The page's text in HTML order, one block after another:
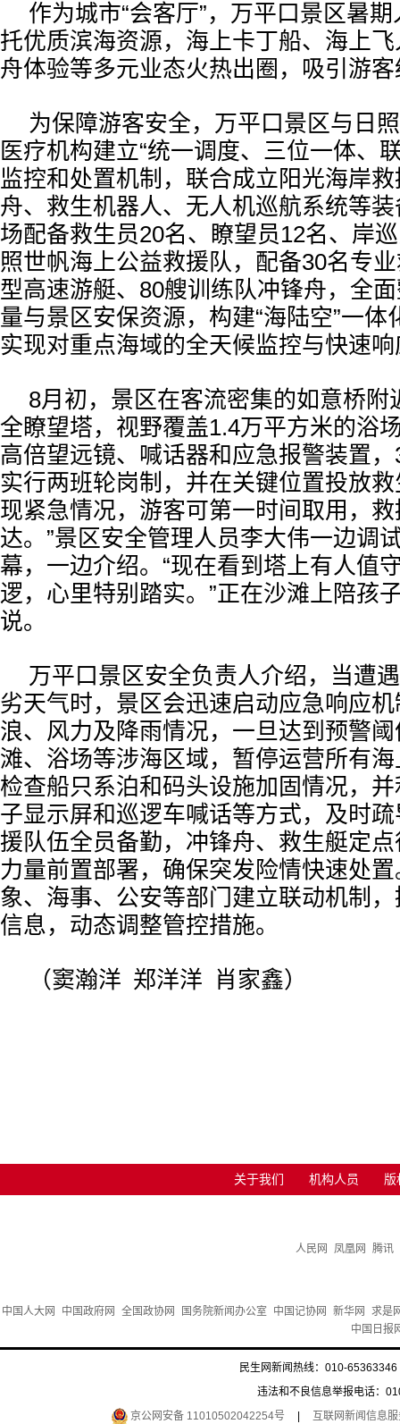
作为城市“会客厅”，万平口景区暑
托优质滨海资源，海上卡丁船、海上
舟体验等多元业态火热出圈，吸引游
为保障游客安全，万平口景区与日
医疗机构建立“统一调度、三位一体、
监控和处置机制，联合成立阳光海岸
舟、救生机器人、无人机巡航系统等
场配备救生员20名、瞭望员12名、岸
照世帆海上公益救援队，配备30名专
型高速游艇、80艘训练队冲锋舟，全
量与景区安保资源，构建“海陆空”一体
实现对重点海域的全天候监控与快速
8月初，景区在客流密集的如意桥附
全瞭望塔，视野覆盖1.4万平方米的浴
高倍望远镜、喊话器和应急报警装置
实行两班轮岗制，并在关键位置投放
现紧急情况，游客可第一时间取用，
达。”景区安全管理人员李大伟一边调
幕，一边介绍。“现在看到塔上有人值
逻，心里特别踏实。”正在沙滩上陪孩
说。
万平口景区安全负责人介绍，当遭
劣天气时，景区会迅速启动应急响应
浪、风力及降雨情况，一旦达到预警
滩、浴场等涉海区域，暂停运营所有
检查船只系泊和码头设施加固情况，
子显示屏和巡逻车喊话等方式，及时
援队伍全员备勤，冲锋舟、救生艇定
力量前置部署，确保突发险情快速处
象、海事、公安等部门建立联动机制
信息，动态调整管控措施。
（窦瀚洋 郑洋洋 肖家鑫）
关于我们 机构人员 版
人民网 凤凰网 腾讯
中国人大网 中国政府网 全国政协网 国务院新闻办公室 中国记协网 新华网
求是
中国日报
民生网新闻热线：010-
违法和不良信息举报电话：
京公网安备 11010502042254号
互联网新闻信息